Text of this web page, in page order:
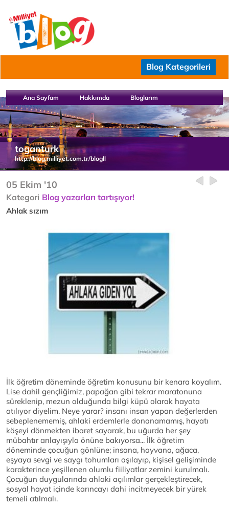
Blog Kategorileri
Ana Sayfam Hakkımda Bloglarım
toganturk
http://blog.milliyet.com.tr/blogll
05 Ekim '10
Kategori Blog yazarları tartışıyor!
Ahlak sızım
İlk öğretim döneminde öğretim konusunu bir kenara koyalım.
Lise dahil gençliğimiz, papağan gibi tekrar maratonuna
süreklenip, mezun olduğunda bilgi küpü olarak hayata
atılıyor diyelim. Neye yarar? insanı insan yapan değerlerden
sebeplenememiş, ahlaki erdemlerle donanamamış, hayatı
köşeyi dönmekten ibaret sayarak, bu uğurda her şey
mübahtır anlayışıyla önüne bakıyorsa... İlk öğretim
döneminde çocuğun gönlüne; insana, hayvana, ağaca,
eşyaya sevgi ve saygı tohumları aşılayıp, kişisel gelişiminde
karakterince yeşillenen olumlu fiiliyatlar zemini kurulmalı.
Çocuğun duygularında ahlaki açılımlar gerçekleştirecek,
sosyal hayat içinde karıncayı dahi incitmeyecek bir yürek
temeli atılmalı.